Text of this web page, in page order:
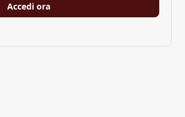
Accedi ora